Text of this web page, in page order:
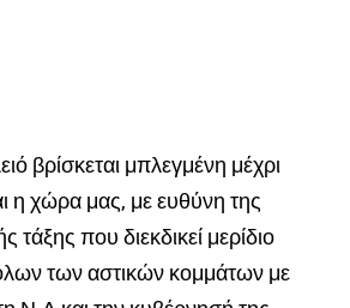
βρίσκεται μπλεγμένη μέχρι
η χώρα μας, με ευθύνη της
τάξης που διεκδικεί μερίδιο
των αστικών κομμάτων με